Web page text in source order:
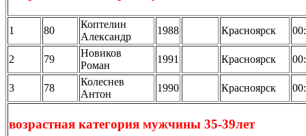
1 80
Коптелин
Александр
1988 Красноярск
2 79
Новиков
Роман
1991 Красноярск
3 78
Колеснев
Антон
1990 Красноярск
возрастная категория мужчины 35-39лет